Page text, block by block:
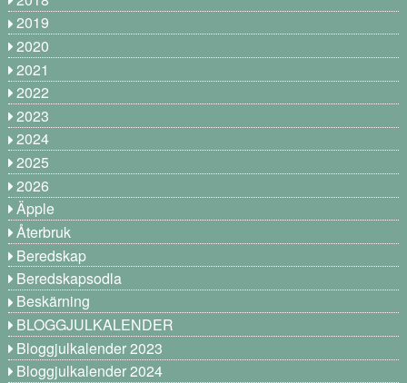
2019
2020
2021
2022
2023
2024
2025
2026
Äpple
Återbruk
Beredskap
Beredskapsodla
Beskärning
BLOGGJULKALENDER
Bloggjulkalender 2023
Bloggjulkalender 2024